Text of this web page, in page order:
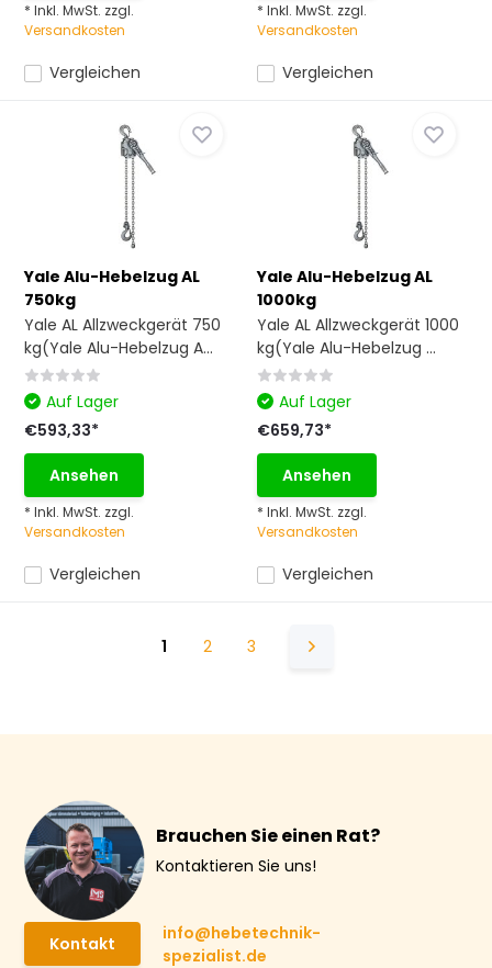
Vergleichen
* Inkl. MwSt. zzgl.
Versandkosten
Vergleichen
* Inkl. MwSt. zzgl.
Versandkosten
Yale Alu-Hebelzug AL
750kg
Yale AL Allzweckgerät 750
kg(Yale Alu-Hebelzug A...
Vergleichen
Auf Lager
€593,33*
Ansehen
* Inkl. MwSt. zzgl.
Versandkosten
Yale Alu-Hebelzug AL
1000kg
Yale AL Allzweckgerät 1000
kg(Yale Alu-Hebelzug ...
Vergleichen
Auf Lager
€659,73*
Ansehen
* Inkl. MwSt. zzgl.
Versandkosten
1 2 3
Brauchen Sie einen Rat?
Kontaktieren Sie uns!
Kontakt
info@hebetechnik-
spezialist.de